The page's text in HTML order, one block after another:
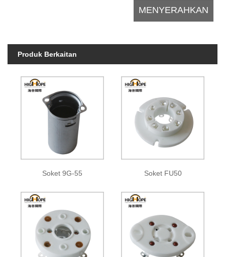
Produk Berkaitan
Soket 9G-55 Soket FU50